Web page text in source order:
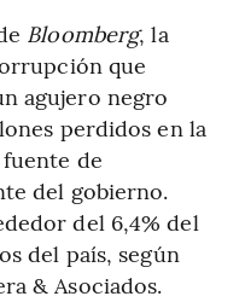
Bloomberg, la
que
agujero negro
perdidos en la
fuente de
del gobierno.
del 6,4% del
del país, según
& Asociados.